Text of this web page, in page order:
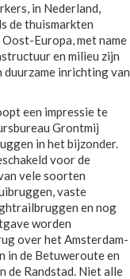
in Nederland,
de thuismarkten
Europa, met name
en milieu zijn
duurzame inrichting van
een impressie te
Grontmij
in het bijzonder.
voor de
vele soorten
vaste
en nog
worden
over het Amsterdam-
in de Betuweroute en
de Randstad. Niet alle